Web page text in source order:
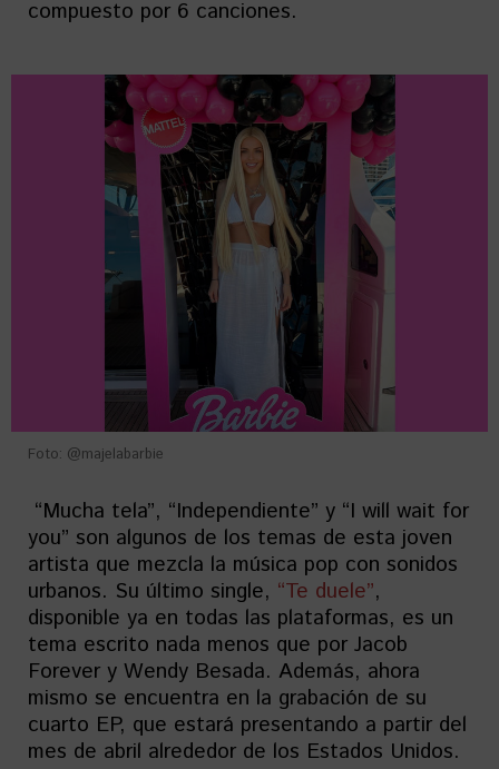
compuesto por 6 canciones.
Foto: @majelabarbie
“Mucha tela”, “Independiente” y “I will wait for
you” son algunos de los temas de esta joven
artista que mezcla la música pop con sonidos
urbanos. Su último single, “Te duele”,
disponible ya en todas las plataformas, es un
tema escrito nada menos que por Jacob
Forever y Wendy Besada. Además, ahora
mismo se encuentra en la grabación de su
cuarto EP, que estará presentando a partir del
mes de abril alrededor de los Estados Unidos.